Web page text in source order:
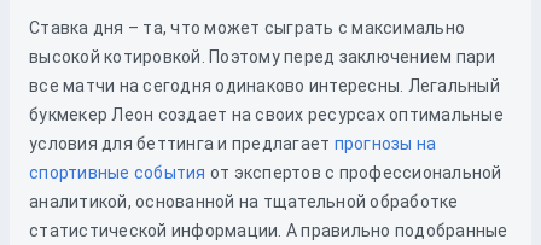
Ставка дня – та, что может сыграть с максимально
высокой котировкой. Поэтому перед заключением пари
все матчи на сегодня одинаково интересны. Легальный
букмекер Леон создает на своих ресурсах оптимальные
условия для беттинга и предлагает прогнозы на
спортивные события от экспертов с профессиональной
аналитикой, основанной на тщательной обработке
статистической информации. А правильно подобранные